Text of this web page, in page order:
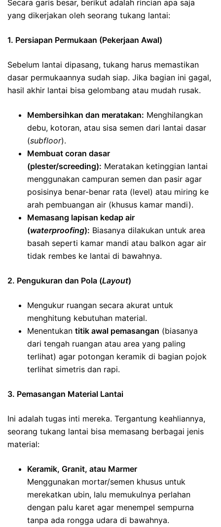
Secara garis besar, berikut adalah rincian apa saja
yang dikerjakan oleh seorang tukang lantai:
1. Persiapan Permukaan (Pekerjaan Awal)
Sebelum lantai dipasang, tukang harus memastikan
dasar permukaannya sudah siap. Jika bagian ini gagal,
hasil akhir lantai bisa gelombang atau mudah rusak.
Membersihkan dan meratakan: Menghilangkan
debu, kotoran, atau sisa semen dari lantai dasar
(subfloor).
Membuat coran dasar
(plester/screeding): Meratakan ketinggian lantai
menggunakan campuran semen dan pasir agar
posisinya benar-benar rata (level) atau miring ke
arah pembuangan air (khusus kamar mandi).
Memasang lapisan kedap air
(waterproofing): Biasanya dilakukan untuk area
basah seperti kamar mandi atau balkon agar air
tidak rembes ke lantai di bawahnya.
2. Pengukuran dan Pola (Layout)
Mengukur ruangan secara akurat untuk
menghitung kebutuhan material.
Menentukan titik awal pemasangan (biasanya
dari tengah ruangan atau area yang paling
terlihat) agar potongan keramik di bagian pojok
terlihat simetris dan rapi.
3. Pemasangan Material Lantai
Ini adalah tugas inti mereka. Tergantung keahliannya,
seorang tukang lantai bisa memasang berbagai jenis
material:
Keramik, Granit, atau Marmer
Menggunakan mortar/semen khusus untuk
merekatkan ubin, lalu memukulnya perlahan
dengan palu karet agar menempel sempurna
tanpa ada rongga udara di bawahnya.